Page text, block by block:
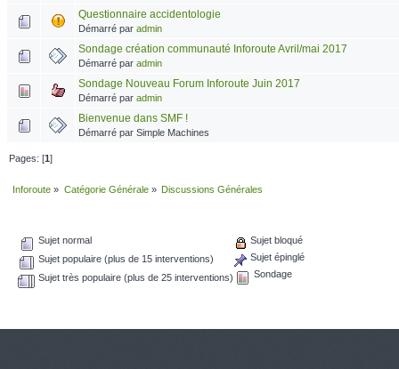
Questionnaire accidentologie
Démarré par admin
Sondage création communauté Inforoute Avril/mai 2017
Démarré par admin
Sondage Nouveau Forum Inforoute Juin 2017
Démarré par admin
Bienvenue dans SMF !
Démarré par Simple Machines
Pages: [1]
Inforoute » Catégorie Générale» Discussions Générales
Sujet normal
Sujet populaire (plus de 15 interventions)
Sujet très populaire (plus de 25 interventions)
Sujet bloqué
Sujet épinglé
Sondage